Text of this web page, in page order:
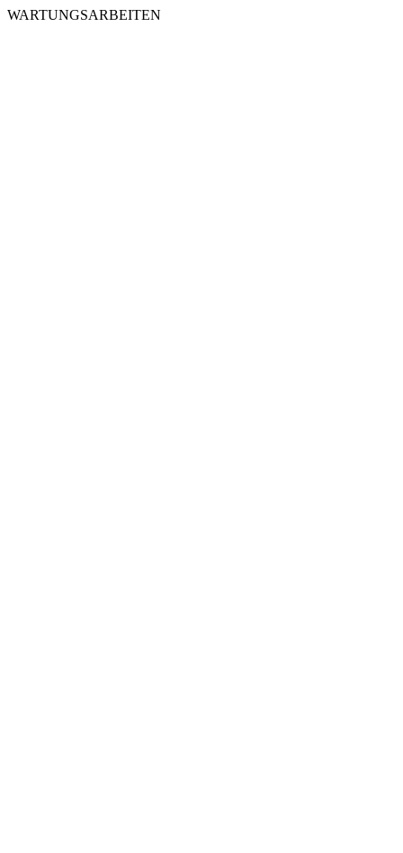
WARTUNGSARBEITEN